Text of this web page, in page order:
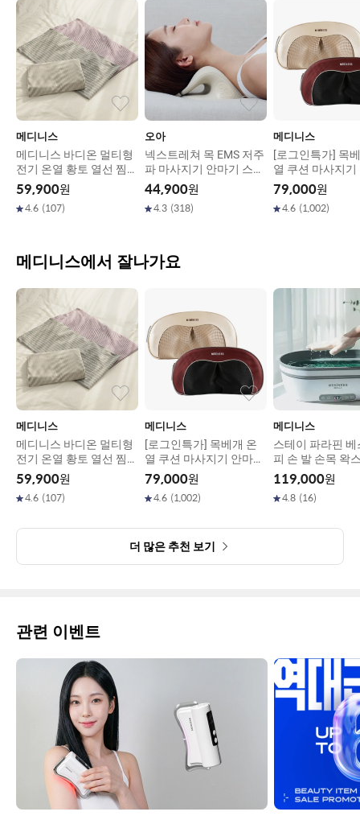
메디니스
메디니스 바디온 멀티형
전기 온열 황토 열선 찜질
기 3종
59,900원
4.6 (107)
오아
넥스트레쳐 목 EMS 저주
파 마사지기 안마기 스트
레칭 기구
44,900원
4.3 (318)
메디니스
[로그인특가] 목
열 쿠션 마사지기
버블쿠션 (레드,
이트,블랙)
79,000원
4.6 (1,002)
메디니스에서 잘나가요
메디니스
메디니스 바디온 멀티형
전기 온열 황토 열선 찜질
기 3종
59,900원
4.6 (107)
메디니스
[로그인특가] 목베개 온
열 쿠션 마사지기 안마기
버블쿠션 (레드,골드,화
이트,블랙)
79,000원
4.6 (1,002)
메디니스
스테이 파라핀 베
피 손 발 손목 왁
용해기 MD-143G
119,000원
4.8 (16)
더 많은 추천 보기
관련 이벤트